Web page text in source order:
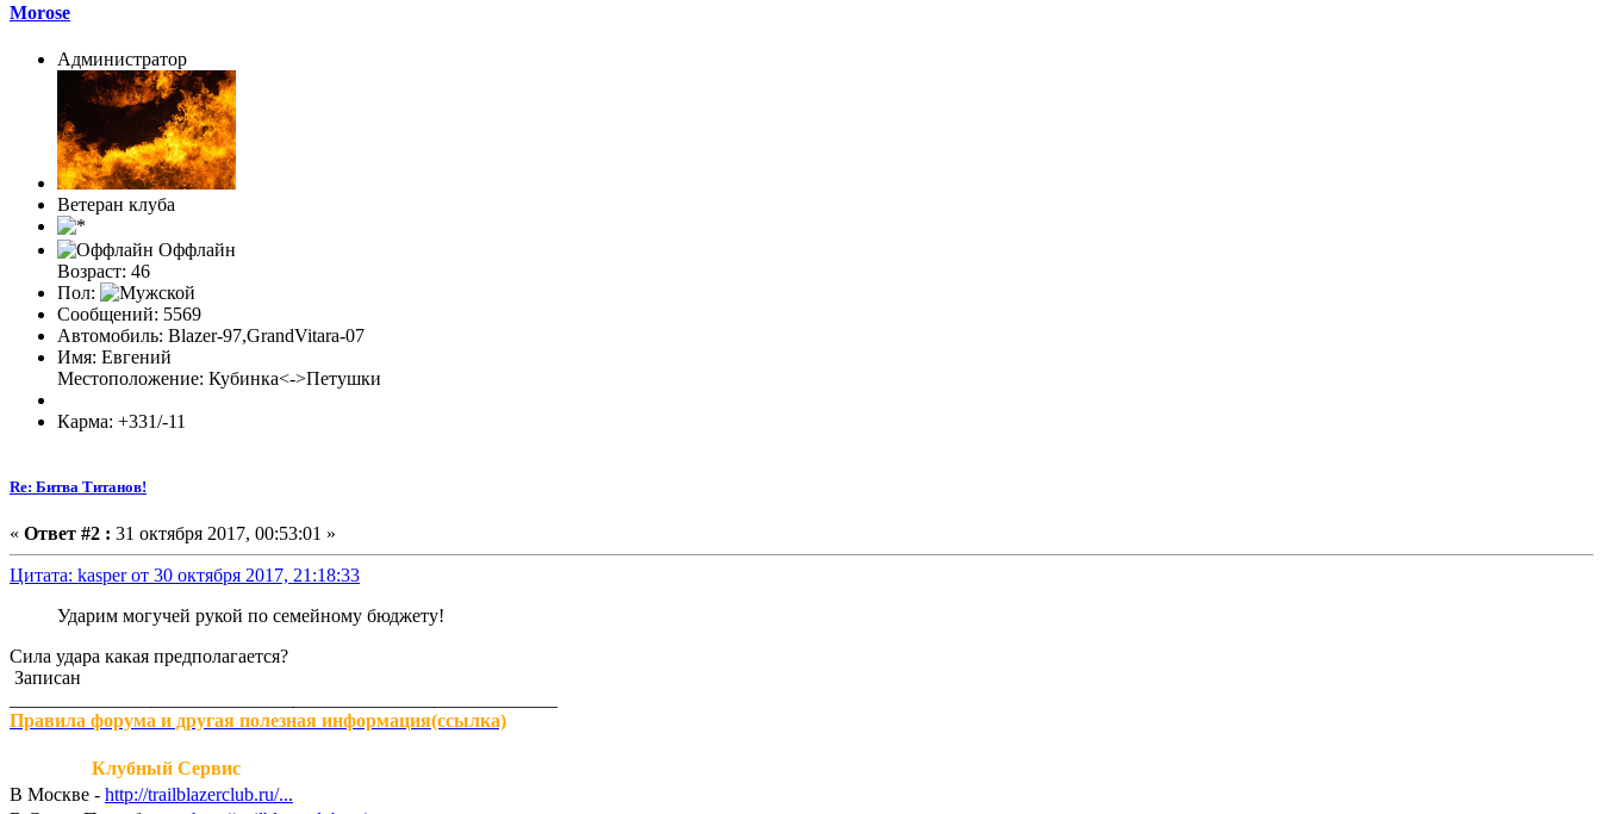
Morose
Администратор
Ветеран клуба
Оффлайн
Возраст: 46
Пол:
Сообщений: 5569
Автомобиль: Blazer-97,GrandVitara-07
Имя: Евгений
Местоположение: Кубинка<->Петушки
Карма: +331/-11
Re: Битва Титанов!
« Ответ #2 : 31 октября 2017, 00:53:01 »
Цитата: kasper от 30 октября 2017, 21:18:33
Ударим могучей рукой по семейному бюджету!
Сила удара какая предполагается?
Записан
Правила форума и другая полезная информация(ссылка)
Клубный Сервис
В Москве - http://trailblazerclub.ru/...